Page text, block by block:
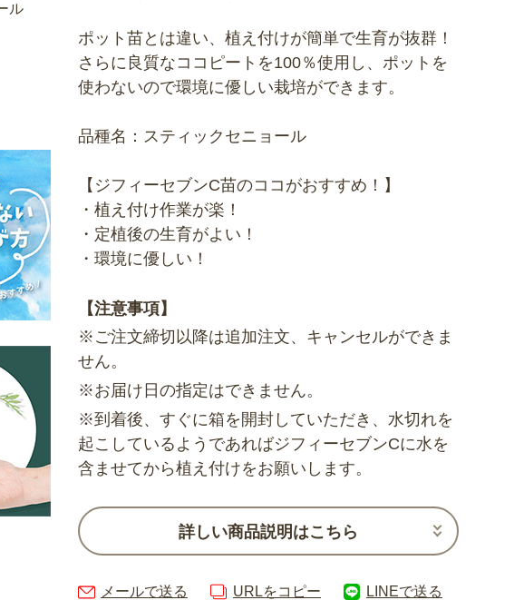
ル
ポット苗とは違い、植え付けが簡単で生育が抜群！
さらに良質なココピートを100％使用し、ポットを
使わないので環境に優しい栽培ができます。
品種名：スティックセニョール
【ジフィーセブンC苗のココがおすすめ！】
・植え付け作業が楽！
・定植後の生育がよい！
・環境に優しい！
【注意事項】
※ご注文締切以降は追加注文、キャンセルができま
せん。
※お届け日の指定はできません。
※到着後、すぐに箱を開封していただき、水切れを
起こしているようであればジフィーセブンCに水を
含ませてから植え付けをお願いします。
詳しい商品説明はこちら
メールで送る URLをコピー LINEで送る